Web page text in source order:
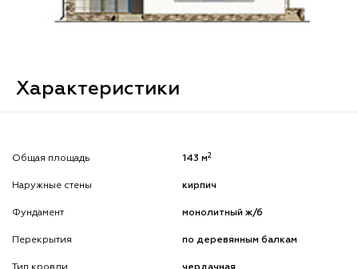
Характеристики
Общая площадь 143 м2
Наружные стены кирпич
Фундамент монолитный ж/б
Перекрытия по деревянным балкам